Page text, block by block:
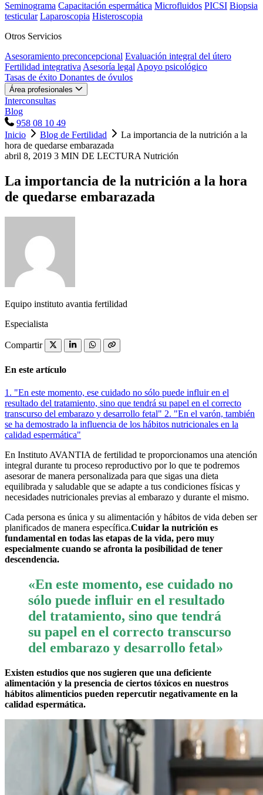
Seminograma Capacitación espermática Microfluidos PICSI Biopsia
testicular Laparoscopia Histeroscopia
Otros Servicios
Asesoramiento preconcepcional Evaluación integral del útero
Fertilidad integrativa Asesoría legal Apoyo psicológico
Tasas de éxito Donantes de óvulos
Área profesionales
Interconsultas
Blog
958 08 10 49
Inicio
Blog de Fertilidad
La importancia de la nutrición a la
hora de quedarse embarazada
abril 8, 2019 3 MIN DE LECTURA Nutrición
La importancia de la nutrición a la hora
de quedarse embarazada
Equipo instituto avantia fertilidad
Especialista
Compartir
En este artículo
1. "En este momento, ese cuidado no sólo puede influir en el
resultado del tratamiento, sino que tendrá su papel en el correcto
transcurso del embarazo y desarrollo fetal" 2. "En el varón, también
se ha demostrado la influencia de los hábitos nutricionales en la
calidad espermática"
En Instituto AVANTIA de fertilidad te proporcionamos una atención
integral durante tu proceso reproductivo por lo que te podremos
asesorar de manera personalizada para que sigas una dieta
equilibrada y saludable que se adapte a tus condiciones físicas y
necesidades nutricionales previas al embarazo y durante el mismo.
Cada persona es única y su alimentación y hábitos de vida deben ser
planificados de manera específica.Cuidar la nutrición es
fundamental en todas las etapas de la vida, pero muy
especialmente cuando se afronta la posibilidad de tener
descendencia.
«En este momento, ese cuidado no
sólo puede influir en el resultado
del tratamiento, sino que tendrá
su papel en el correcto transcurso
del embarazo y desarrollo fetal»
Existen estudios que nos sugieren que una deficiente
alimentación y la presencia de ciertos tóxicos en nuestros
hábitos alimenticios pueden repercutir negativamente en la
calidad espermática.